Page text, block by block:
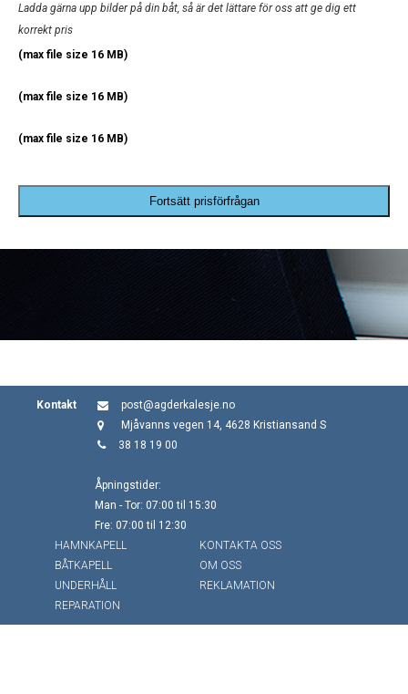
Ladda gärna upp bilder på din båt, så är det lättare för oss att ge dig ett
korrekt pris
(max file size 16 MB)
(max file size 16 MB)
(max file size 16 MB)
Fortsätt prisförfrågan
Kontakt
post@agderkalesje.no
Mjåvanns vegen 14, 4628 Kristiansand S
38 18 19 00
Åpningstider:
Man - Tor: 07:00 til 15:30
Fre: 07:00 til 12:30
HAMNKAPELL
BÅTKAPELL
UNDERHÅLL
REPARATION
KONTAKTA OSS
OM OSS
REKLAMATION